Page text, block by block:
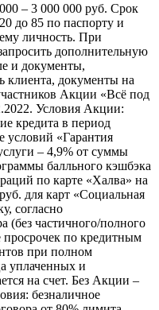
– 3 000 000 руб. Срок
до 85 по паспорту и
личность. При
дополнительную
и документы,
клиента, документы на
Акции «Всё под
Условия Акции:
кредита в период
«Гарантия
– 4,9% от суммы
балльного кэшбэка
по карте «Халва» на
для карт «Социальная
согласно
(без частичного/полного
просрочек по кредитным
при полном
уплаченных и
на счет. Без Акции –
безналичное